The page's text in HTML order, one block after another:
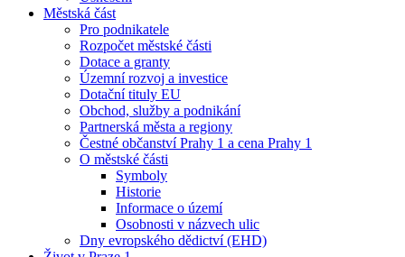
Městská část
Pro podnikatele
Rozpočet městské části
Dotace a granty
Územní rozvoj a investice
Dotační tituly EU
Obchod, služby a podnikání
Partnerská města a regiony
Čestné občanství Prahy 1 a cena Prahy 1
O městské části
Symboly
Historie
Informace o území
Osobnosti v názvech ulic
Dny evropského dědictví (EHD)